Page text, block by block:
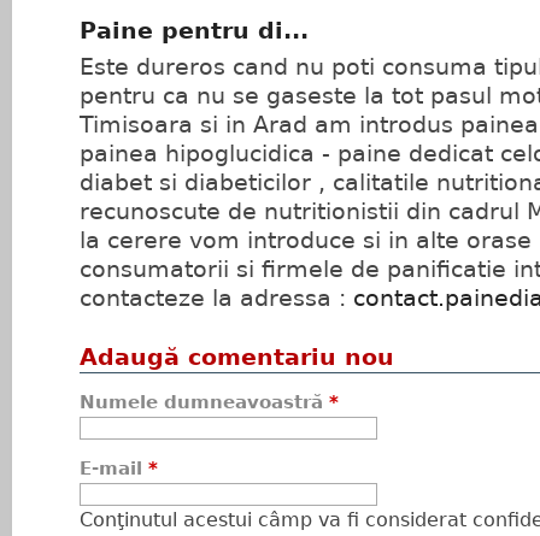
Paine pentru di...
Este dureros cand nu poti consuma
pentru ca nu se gaseste la tot pasul
Timisoara si in Arad am introdus
painea hipoglucidica - paine dedicat
diabet si diabeticilor , calitatile
recunoscute de nutritionistii din cadrul
la cerere vom introduce si in alte
consumatorii si firmele de panificatie
contacteze la adressa :
Adaugă comentariu nou
Numele dumneavoastră *
E-mail *
Conţinutul acestui câmp va fi considerat